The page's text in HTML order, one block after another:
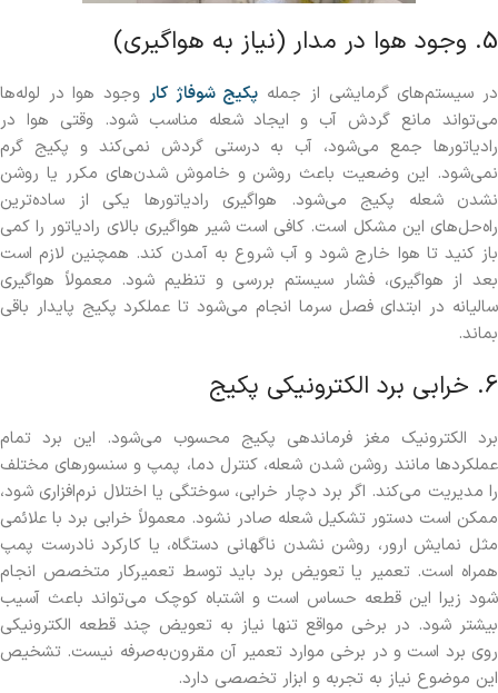
5. وجود هوا در مدار (نیاز به هواگیری)
در سیستم‌های گرمایشی از جمله پکیج شوفاژ کار وجود هوا در لوله‌ها
می‌تواند مانع گردش آب و ایجاد شعله مناسب شود. وقتی هوا در
رادیاتورها جمع می‌شود، آب به درستی گردش نمی‌کند و پکیج گرم
نمی‌شود. این وضعیت باعث روشن و خاموش شدن‌های مکرر یا روشن
نشدن شعله پکیج می‌شود. هواگیری رادیاتورها یکی از ساده‌ترین
راه‌حل‌های این مشکل است. کافی است شیر هواگیری بالای رادیاتور را کمی
باز کنید تا هوا خارج شود و آب شروع به آمدن کند. همچنین لازم است
بعد از هواگیری، فشار سیستم بررسی و تنظیم شود. معمولاً هواگیری
سالیانه در ابتدای فصل سرما انجام می‌شود تا عملکرد پکیج پایدار باقی
بماند.
6. خرابی برد الکترونیکی پکیج
برد الکترونیک مغز فرماندهی پکیج محسوب می‌شود. این برد تمام
عملکردها مانند روشن شدن شعله، کنترل دما، پمپ و سنسورهای مختلف
را مدیریت می‌کند. اگر برد دچار خرابی، سوختگی یا اختلال نرم‌افزاری شود،
ممکن است دستور تشکیل شعله صادر نشود. معمولاً خرابی برد با علائمی
مثل نمایش ارور، روشن نشدن ناگهانی دستگاه، یا کارکرد نادرست پمپ
همراه است. تعمیر یا تعویض برد باید توسط تعمیرکار متخصص انجام
شود زیرا این قطعه حساس است و اشتباه کوچک می‌تواند باعث آسیب
بیشتر شود. در برخی مواقع تنها نیاز به تعویض چند قطعه الکترونیکی
روی برد است و در برخی موارد تعمیر آن مقرون‌به‌صرفه نیست. تشخیص
این موضوع نیاز به تجربه و ابزار تخصصی دارد.